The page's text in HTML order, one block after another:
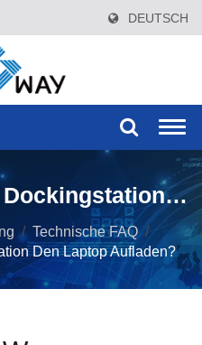
DEUTSCH
Dockingstation
/ Technische FAQ /
Den Laptop Aufladen?